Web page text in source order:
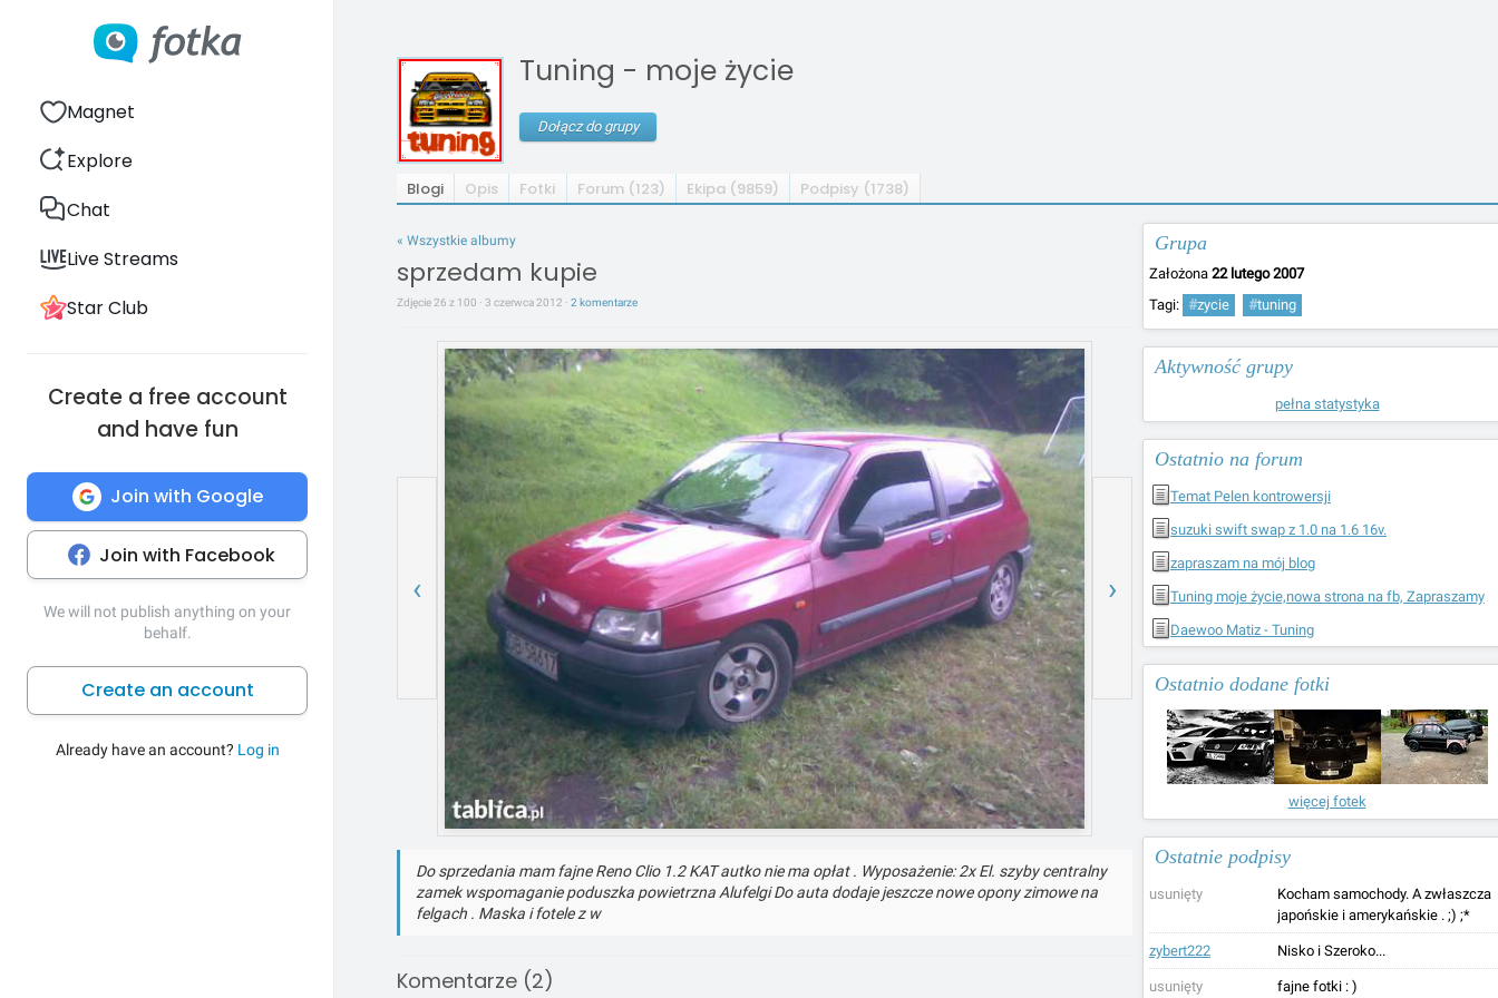
Magnet
Explore
Chat
Live Streams
Star Club
Create a free account
and have fun
Join with Google
Join with Facebook
We will not publish anything on your
behalf.
Create an account
Already have an account? Log in
Tuning - moje życie
Dołącz do grupy
Blogi Opis Fotki Forum (123) Ekipa (9859) Podpisy (1738)
Grupa
Założona 22 lutego 2007
Tagi: #zycie #tuning
Aktywność grupy
pełna statystyka
Ostatnio na forum
Temat Pelen kontrowersji
suzuki swift swap z 1.0 na 1.6 16v.
zapraszam na mój blog
Tuning moje życie,nowa strona na fb, Zapraszamy
Daewoo Matiz - Tuning
Ostatnio dodane fotki
więcej fotek
Ostatnie podpisy
usunięty
Kocham samochody. A zwłaszcza
japońskie i amerykańskie . ;) ;*
zybert222 Nisko i Szeroko...
usunięty fajne fotki : )
« Wszystkie albumy
sprzedam kupie
Zdjęcie 26 z 100 · 3 czerwca 2012 · 2 komentarze
‹ ›
Do sprzedania mam fajne Reno Clio 1.2 KAT autko nie ma opłat . Wyposażenie: 2x El. szyby centralny
zamek wspomaganie poduszka powietrzna Alufelgi Do auta dodaje jeszcze nowe opony zimowe na
felgach . Maska i fotele z w
Komentarze (2)